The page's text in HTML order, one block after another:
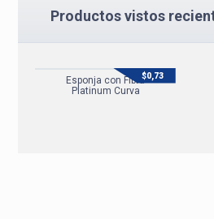
Productos vistos
Esponja con Fibra
Platinum Curva
$0,73